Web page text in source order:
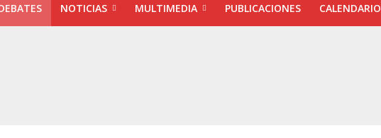
NOTICIAS MULTIMEDIA PUBLICACIONES CALENDARIO